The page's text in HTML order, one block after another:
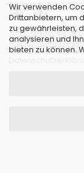
Wir verwenden
Drittanbietern, um
zu gewährleisten,
analysieren und
bieten zu können.